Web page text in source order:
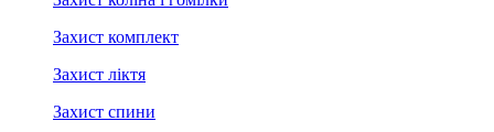
Захист комплект
Захист ліктя
Захист спини